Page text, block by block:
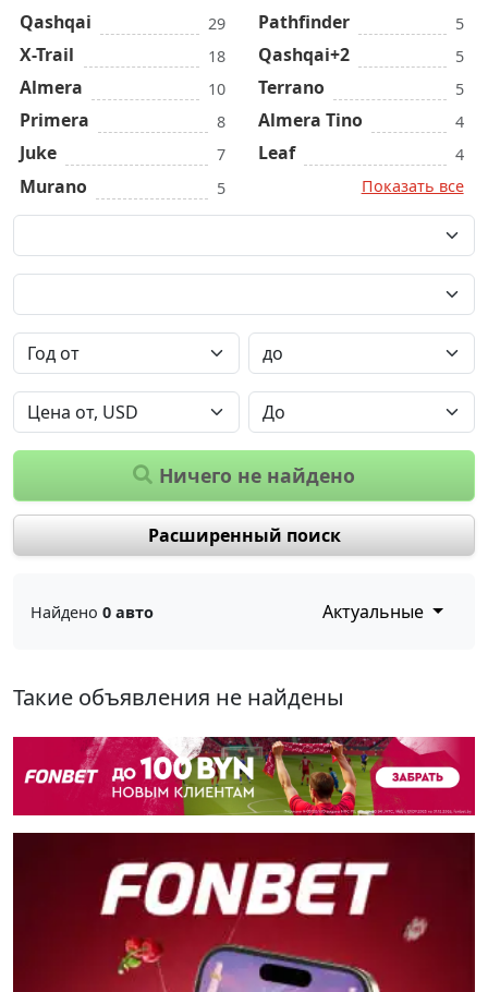
Qashqai 29
X-Trail 18
Almera 10
Primera 8
Juke 7
Murano 5
Pathfinder 5
Qashqai+2 5
Terrano 5
Almera Tino 4
Leaf
4
Показать все
Ничего не найдено
Расширенный поиск
Найдено 0 авто Актуальные
Такие объявления не найдены